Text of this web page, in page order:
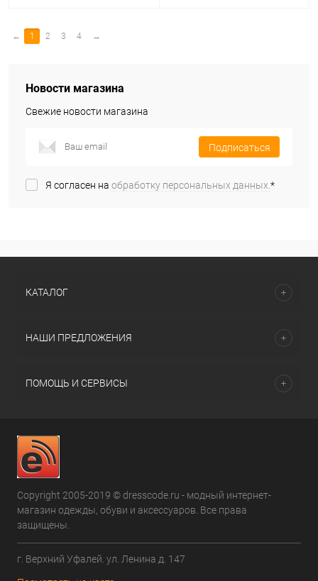
← 1 2 3 4 →
Новости магазина
Свежие новости магазина
Подписаться
Я согласен на обработку персональных данных.*
КАТАЛОГ
НАШИ ПРЕДЛОЖЕНИЯ
ПОМОЩЬ И СЕРВИСЫ
Copyright 2005-2019 © dresscode.ru - модный интернет-
магазин одежды, обуви и аксессуаров. Все права
защищены.
г. Верхний Уфалей. ул. Ленина д. 147